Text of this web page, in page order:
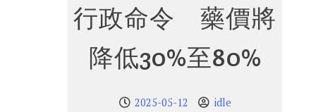
行政命令 藥價將
降低30%至80%
2025-05-12 idle